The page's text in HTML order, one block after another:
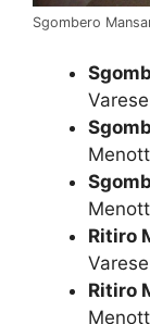
Sgombero
Varese
Ritiro
Varese
Ritiro